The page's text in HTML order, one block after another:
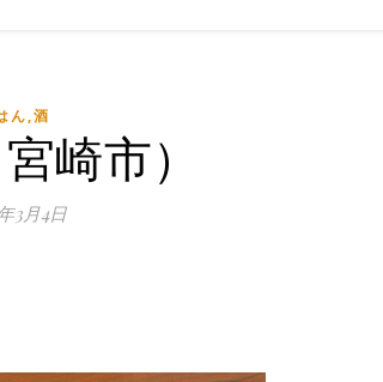
ん,酒
崎市）
3月4日